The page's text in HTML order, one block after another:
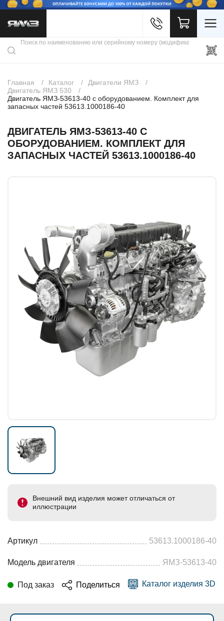
Каталог продукции
Скидки
Контакты
Главная Каталог
Двигатели ЯМЗ
Двигатель ЯМЗ 530
Двигатель ЯМЗ-53613-40 с оборудованием. Комплект для
запасных частей 53613.1000186-40
ДВИГАТЕЛЬ ЯМЗ-53613-40 С
ОБОРУДОВАНИЕМ. КОМПЛЕКТ ДЛЯ
ЗАПАСНЫХ ЧАСТЕЙ 53613.1000186-40
Внешний вид изделия может отличаться от
иллюстрации
Артикул 53613.1000186-40
Модель двигателя ЯМЗ-53613-40
Под заказ Поделиться Каталог изделия 3D